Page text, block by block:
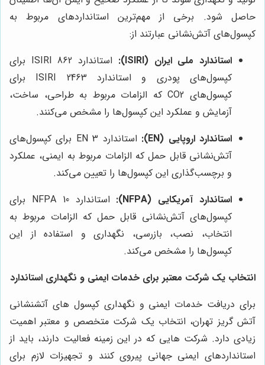
حاصل شود. برخی از مهم‌ترین استانداردهای مربوط به
کپسول‌های آتش‌نشانی عبارتند از:
استاندارد ملی ایران (ISIRI):
استاندارد ISIRI 862 برای
کپسول‌های پودری و استاندارد ISIRI 2463 برای
کپسول‌های CO2 که الزامات مربوط به طراحی، ساخت،
آزمایش و عملکرد این کپسول‌ها را مشخص می‌کنند.
استاندارد اروپایی (EN):
استاندارد EN 3 برای کپسول‌های
آتش‌نشانی قابل حمل که الزامات مربوط به ایمنی، عملکرد
و برچسب‌گذاری این کپسول‌ها را تعیین می‌کند.
استاندارد آمریکایی (NFPA):
استاندارد NFPA 10 برای
کپسول‌های آتش‌نشانی قابل حمل که الزامات مربوط به
انتخاب، نصب، بازرسی، نگهداری و استفاده از این
کپسول‌ها را مشخص می‌کند.
انتخاب یک شرکت معتبر برای خدمات ایمنی و نگهداری استاندارد
برای دریافت خدمات ایمنی و نگهداری کپسول های آتشنشانی
آتش گریز تهران، انتخاب یک شرکت متخصص و معتبر اهمیت
زیادی دارد. شرکت هایی که در این زمینه فعالیت دارند، باید از
استانداردهای ایمنی جهانی پیروی کنند و تجهیزات لازم برای